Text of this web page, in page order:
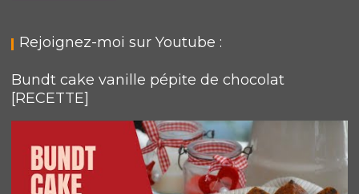
Rejoignez-moi sur Youtube :
Bundt cake vanille pépite de chocolat
[RECETTE]